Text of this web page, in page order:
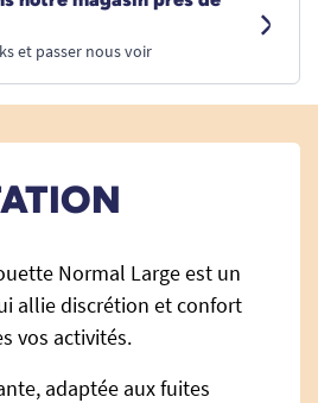
et passer nous voir
Normal Large est un
allie discrétion et confort
vos activités.
adaptée aux fuites